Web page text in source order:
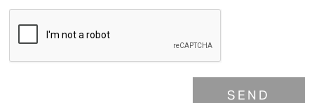
SEND